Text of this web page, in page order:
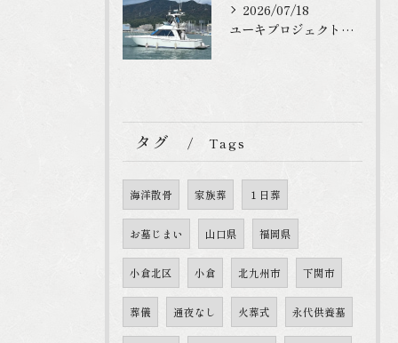
2026/07/18
ユーキプロジェクトは適法に海洋散骨を行っています
タグ Tags
海洋散骨 家族葬 １日葬
お墓じまい 山口県 福岡県
小倉北区 小倉 北九州市 下関市
葬儀 通夜なし 火葬式 永代供養墓